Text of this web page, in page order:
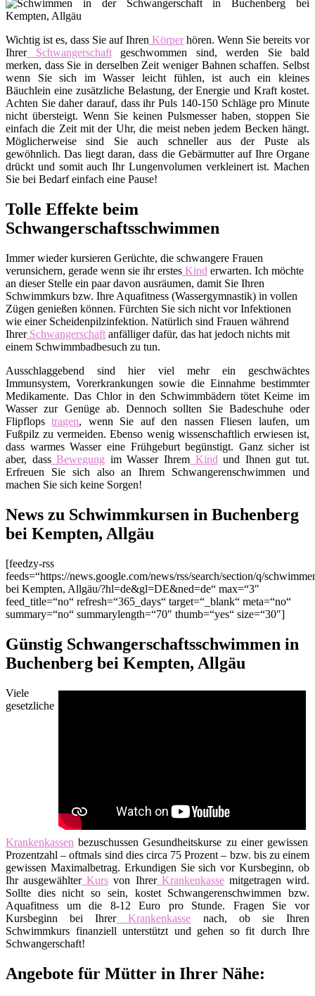
Wichtig ist es, dass Sie auf Ihren Körperhören. Wenn Sie bereits vor
IhrerSchwangerschaftgeschwommen sind, werden Sie bald
merken, dass Sie in derselben Zeit weniger Bahnen schaffen. Selbst
wenn Sie sich im Wasser leicht fühlen, ist auch ein kleines
Bäuchlein eine zusätzliche Belastung, der Energie und Kraft kostet.
Achten Sie daher darauf, dass ihr Puls 140-150 Schläge pro Minute
nicht übersteigt. Wenn Sie keinen Pulsmesser haben, stoppen Sie
einfach die Zeit mit der Uhr, die meist neben jedem Becken hängt.
Möglicherweise sind Sie auch schneller aus der Puste als
gewöhnlich. Das liegt daran, dass die Gebärmutter auf Ihre Organe
drückt und somit auch Ihr Lungenvolumen verkleinert ist. Machen
Sie bei Bedarf einfach eine Pause!
Tolle Effekte beim
Schwangerschaftsschwimmen
Immer wieder kursieren Gerüchte, die schwangere Frauen
verunsichern, gerade wenn sie ihr erstes Kind erwarten. Ich möchte
an dieser Stelle ein paar davon ausräumen, damit Sie Ihren
Schwimmkurs bzw. Ihre Aquafitness (Wassergymnastik) in vollen
Zügen genießen können. Fürchten Sie sich nicht vor Infektionen
wie einer Scheidenpilzinfektion. Natürlich sind Frauen während
IhrerSchwangerschaft anfälliger dafür, das hat jedoch nichts mit
einem Schwimmbadbesuch zu tun.
Ausschlaggebend sind hier viel mehr ein geschwächtes
Immunsystem, Vorerkrankungen sowie die Einnahme bestimmter
Medikamente. Das Chlor in den Schwimmbädern tötet Keime im
Wasser zur Genüge ab. Dennoch sollten Sie Badeschuhe oder
Flipflopstragen, wenn Sie auf den nassen Fliesen laufen, um
Fußpilz zu vermeiden. Ebenso wenig wissenschaftlich erwiesen ist,
dass warmes Wasser eine Frühgeburt begünstigt. Ganz sicher ist
aber, dassBewegung im Wasser Ihrem Kind und Ihnen gut tut.
Erfreuen Sie sich also an Ihrem Schwangerenschwimmen und
machen Sie sich keine Sorgen!
News zu Schwimmkursen in Buchenberg
bei Kempten, Allgäu
[feedzy-rss
feeds=“https://news.google.com/news/rss/search/section/q/
bei Kempten, Allgäu/?hl=de&gl=DE&ned=de“ max=“3″
feed_title=“no“ refresh=“365_days“ target=“_blank“ meta=“no“
summary=“no“ summarylength=“70″ thumb=“yes“ size=“30″]
Günstig Schwangerschaftsschwimmen in
Buchenberg bei Kempten, Allgäu
Viele
gesetzliche
Krankenkassen bezuschussen Gesundheitskurse zu einer gewissen
Prozentzahl – oftmals sind dies circa 75 Prozent – bzw. bis zu einem
gewissen Maximalbetrag. Erkundigen Sie sich vor Kursbeginn, ob
Ihr ausgewählterKurs von IhrerKrankenkassemitgetragen wird.
Sollte dies nicht so sein, kostet Schwangerenschwimmen bzw.
Aquafitness um die 8-12 Euro pro Stunde. Fragen Sie vor
Kursbeginn bei IhrerKrankenkasse nach, ob sie Ihren
Schwimmkurs finanziell unterstützt und gehen so fit durch Ihre
Schwangerschaft!
Angebote für Mütter in Ihrer Nähe: